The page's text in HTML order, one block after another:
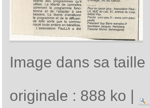
Image dans sa taille
originale : 888 ko